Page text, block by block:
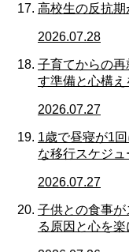
高校生の反抗
2026.07.28
子育てからの
す準備と心構え
2026.07.27
1歳で昼寝が1
な移行スケジュ
2026.07.27
子供との食事
る原因と心を